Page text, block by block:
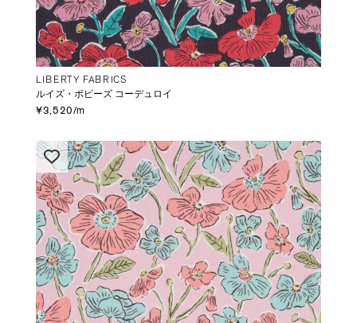
LIBERTY FABRICS
ルイズ・ポピーズ コーデュロイ
¥3,520/m